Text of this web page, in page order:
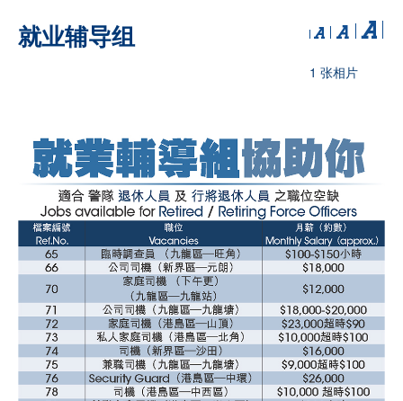
就业辅导组
1 张相片